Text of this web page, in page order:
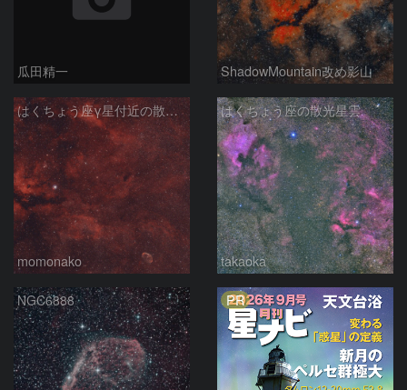
瓜田精一 ShadowMountain改め影山
はくちょう座γ星付近の散光星雲 260614
momonako
はくちょう座の散光星雲
takaoka
NGC6888 PR